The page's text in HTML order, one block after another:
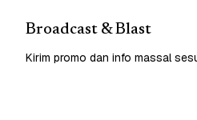
Broadcast & Blast
Kirim promo dan info massal